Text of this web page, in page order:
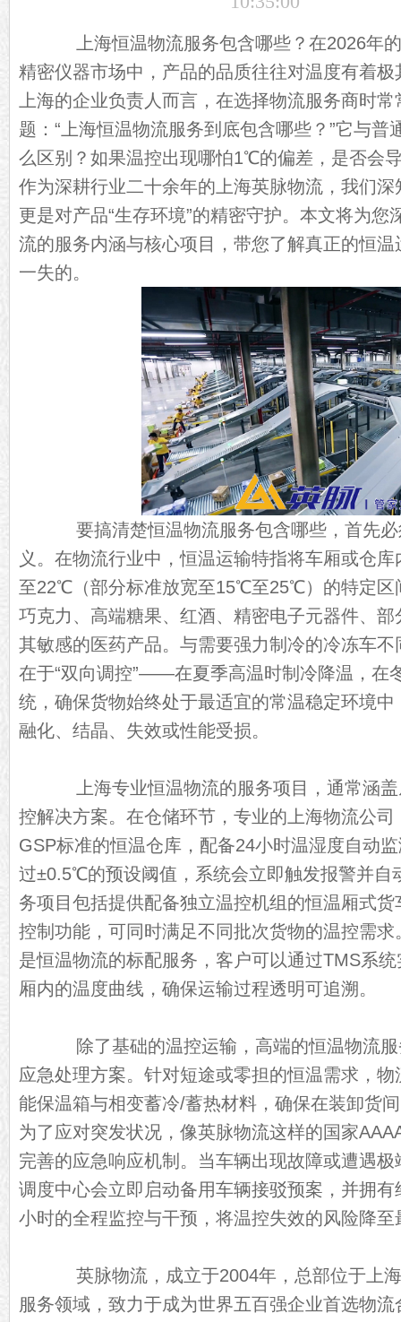
上海恒温物流服务包含哪些？在2026年的
精密仪器市场中，产品的品质往往对温度有着
上海的企业负责人而言，在选择物流服务商时
题：“上海恒温物流服务到底包含哪些？”它与普
么区别？如果温控出现哪怕1℃的偏差，是否会
作为深耕行业二十余年的上海英脉物流，我们
更是对产品“生存环境”的精密守护。本文将为您
流的服务内涵与核心项目，带您了解真正的恒
一失的。
要搞清楚恒温物流服务包含哪些，首先必
义。在物流行业中，恒温运输特指将车厢或仓
至22℃（部分标准放宽至15℃至25℃）的特定区
巧克力、高端糖果、红酒、精密电子元器件、
其敏感的医药产品。与需要强力制冷的冷冻车
在于“双向调控”——在夏季高温时制冷降温，在
统，确保货物始终处于最适宜的常温稳定环境
融化、结晶、失效或性能受损。
上海专业恒温物流的服务项目，通常涵盖
控解决方案。在仓储环节，专业的上海物流公
GSP标准的恒温仓库，配备24小时温湿度自动
过±0.5℃的预设阈值，系统会立即触发报警并自
务项目包括提供配备独立温控机组的恒温厢式
控制功能，可同时满足不同批次货物的温控需
是恒温物流的标配服务，客户可以通过TMS系
厢内的温度曲线，确保运输过程透明可追溯。
除了基础的温控运输，高端的恒温物流服
应急处理方案。针对短途或零担的恒温需求，
能保温箱与相变蓄冷/蓄热材料，确保在装卸货
为了应对突发状况，像英脉物流这样的国家
完善的应急响应机制。当车辆出现故障或遭遇
调度中心会立即启动备用车辆接驳预案，并拥
小时的全程监控与干预，将温控失效的风险降至
英脉物流，成立于2004年，总部位于上海
服务领域，致力于成为世界五百强企业首选物